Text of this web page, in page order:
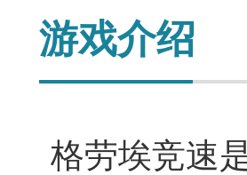
游戏介绍
格劳埃竞速